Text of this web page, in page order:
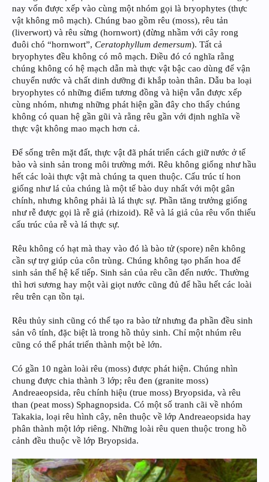
nay vốn được xếp vào cùng một nhóm gọi là bryophytes (thực
vật không mô mạch). Chúng bao gồm rêu (moss), rêu tản
(liverwort) và rêu sừng (hornwort) (đừng nhầm với cây rong
đuôi chó “hornwort”, Ceratophyllum demersum). Tất cả
bryophytes đều không có mô mạch. Điều đó có nghĩa rằng
chúng không có hệ mạch dẫn mà thực vật bậc cao dùng để vận
chuyển nước và chất dinh dưỡng đi khắp toàn thân. Dẫu ba loại
bryophytes có những điểm tương đồng và hiện vẫn được xếp
cùng nhóm, nhưng những phát hiện gần đây cho thấy chúng
không có quan hệ gần gũi và rằng rêu gần với định nghĩa về
thực vật không mao mạch hơn cả.
Để sống trên mặt đất, thực vật đã phát triển cách giữ nước ở tế
bào và sinh sản trong môi trường mới. Rêu không giống như hầu
hết các loài thực vật mà chúng ta quen thuộc. Cấu trúc tí hon
giống như lá của chúng là một tế bào duy nhất với một gân
chính, nhưng không phải là lá thực sự. Phần tăng trưởng giống
như rễ được gọi là rễ giả (rhizoid). Rễ và lá giả của rêu vốn thiếu
cấu trúc của rễ và lá thực sự.
Rêu không có hạt mà thay vào đó là bào tử (spore) nên không
cần sự trợ giúp của côn trùng. Chúng không tạo phấn hoa để
sinh sản thế hệ kế tiếp. Sinh sản của rêu cần đến nước. Thường
thì hơi sương hay một vài giọt nước cũng đủ để hầu hết các loài
rêu trên cạn tồn tại.
Rêu thủy sinh cũng có thể tạo ra bào tử nhưng đa phần đều sinh
sản vô tính, đặc biệt là trong hồ thủy sinh. Chỉ một nhúm rêu
cũng có thể phát triển thành một bè lớn.
Có gần 10 ngàn loài rêu (moss) được phát hiện. Chúng nhìn
chung được chia thành 3 lớp; rêu đen (granite moss)
Andreaeopsida, rêu chính hiệu (true moss) Bryopsida, và rêu
than (peat moss) Sphagnopsida. Có một số tranh cãi về nhóm
Takakia, loại rêu hình cây, nên thuộc về lớp Andreaeopsida hay
phân thành một lớp riêng. Những loài rêu quen thuộc trong hồ
cảnh đều thuộc về lớp Bryopsida.